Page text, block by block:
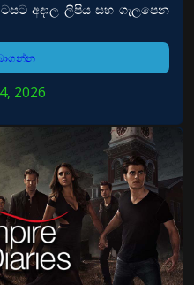
අදාල ලිපිය සහ ගැලපෙන
2026